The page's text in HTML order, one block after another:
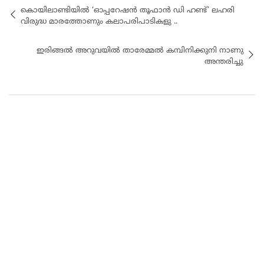
കൊയിലാണ്ടിയിൽ ‘ഓപ്പറേഷൻ തൂഫാൻ ഡി ഹണ്ട്’ ലഹരി
വിരുദ്ധ മാരത്തോണും കലാപരിപാടികളു ..
ഇരിങ്ങൽ അറുവയിൽ താരേമ്മൽ കമ്പിനിക്കുനി നാണു
അന്തരിച്ചു